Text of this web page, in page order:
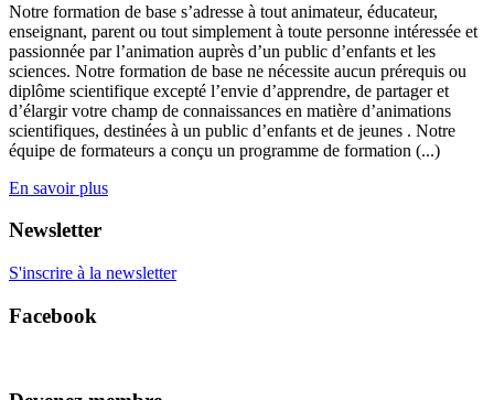
Notre formation de base s’adresse à tout animateur, éducateur,
enseignant, parent ou tout simplement à toute personne intéressée et
passionnée par l’animation auprès d’un public d’enfants et les
sciences. Notre formation de base ne nécessite aucun prérequis ou
diplôme scientifique excepté l’envie d’apprendre, de partager et
d’élargir votre champ de connaissances en matière d’animations
scientifiques, destinées à un public d’enfants et de jeunes . Notre
équipe de formateurs a conçu un programme de formation (...)
En savoir plus
Newsletter
S'inscrire à la newsletter
Facebook